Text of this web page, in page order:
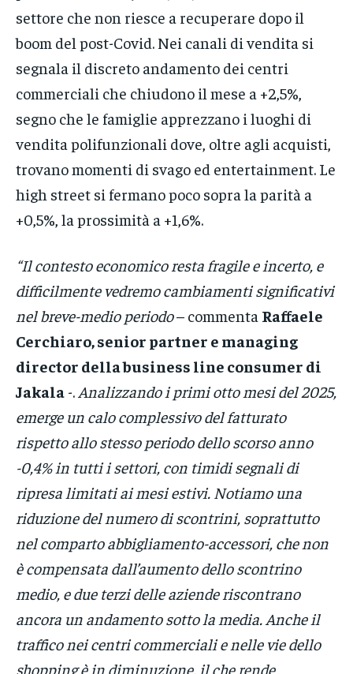
settore che non riesce a recuperare dopo il
boom del post-Covid. Nei canali di vendita si
segnala il discreto andamento dei centri
commerciali che chiudono il mese a +2,5%,
segno che le famiglie apprezzano i luoghi di
vendita polifunzionali dove, oltre agli acquisti,
trovano momenti di svago ed entertainment. Le
high street si fermano poco sopra la parità a
+0,5%, la prossimità a +1,6%.
“Il contesto economico resta fragile e incerto, e
difficilmente vedremo cambiamenti significativi
nel breve-medio periodo– commenta Raffaele
Cerchiaro, senior partner e managing
director della business line consumer di
Jakala -. Analizzando i primi otto mesi del 2025,
emerge un calo complessivo del fatturato
rispetto allo stesso periodo dello scorso anno
-0,4% in tutti i settori, con timidi segnali di
ripresa limitati ai mesi estivi. Notiamo una
riduzione del numero di scontrini, soprattutto
nel comparto abbigliamento-accessori, che non
è compensata dall’aumento dello scontrino
medio, e due terzi delle aziende riscontrano
ancora un andamento sotto la media. Anche il
traffico nei centri commerciali e nelle vie dello
shopping è in diminuzione, il che rende